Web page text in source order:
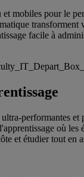
mobiles pour le
transforment
facile à
performantes et
où les
et étudier tout en